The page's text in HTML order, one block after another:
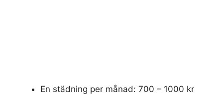
En städning per månad: 700 – 1000 kr